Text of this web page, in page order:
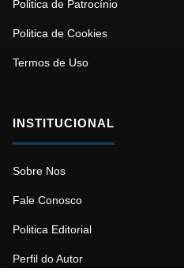
Politica de Patrocínio
Politica de Cookies
Termos de Uso
INSTITUCIONAL
Sobre Nos
Fale Conosco
Politica Editorial
Perfil do Autor